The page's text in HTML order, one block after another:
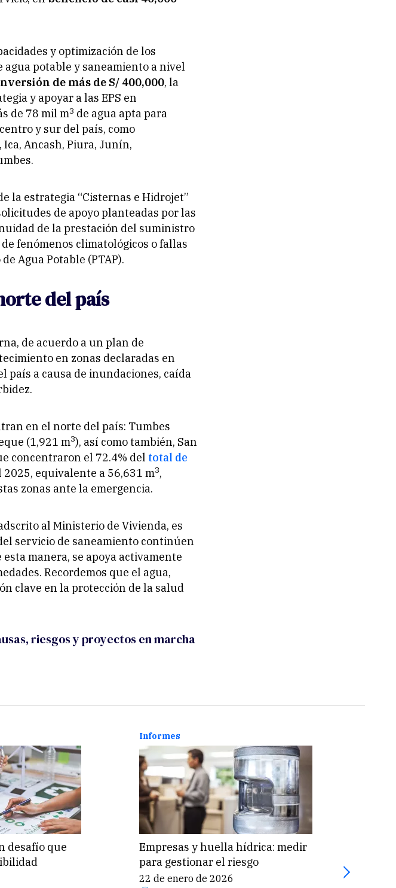
y optimización de los
agua potable y saneamiento a nivel
de más de S/ 400,000, la
y apoyar a las EPS en
de 78 mil m3 de agua apta para
y sur del país, como
Ancash, Piura, Junín,
la estrategia “Cisternas e Hidrojet”
de apoyo planteadas por las
de la prestación del suministro
fenómenos climatológicos o fallas
Agua Potable (PTAP).
del país
de acuerdo a un plan de
en zonas declaradas en
país a causa de inundaciones, caída
en el norte del país: Tumbes
(1,921 m3), así como también, San
concentraron el 72.4% del total de
2025, equivalente a 56,631 m3,
zonas ante la emergencia.
al Ministerio de Vivienda, es
servicio de saneamiento continúen
manera, se apoya activamente
Recordemos que el agua,
clave en la protección de la salud
riesgos y proyectos en marcha
desafío que
Informes
Empresas y huella hídrica: medir
para gestionar el riesgo
22 de enero de 2026